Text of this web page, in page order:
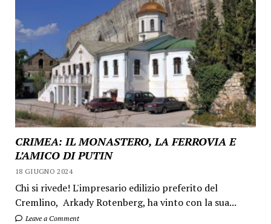
CRIMEA: IL MONASTERO, LA FERROVIA E
L’AMICO DI PUTIN
18 GIUGNO 2024
Chi si rivede! L'impresario edilizio preferito del
Cremlino, Arkady Rotenberg, ha vinto con la sua...
Leave a Comment